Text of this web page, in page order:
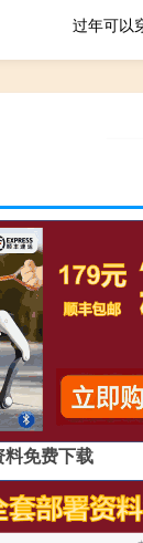
过年可以
免费下载